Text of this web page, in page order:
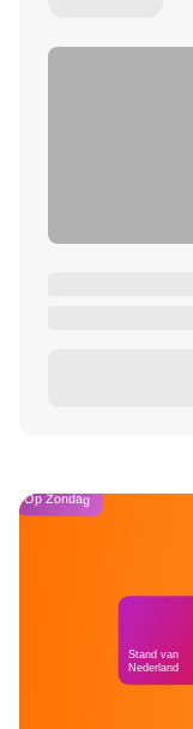
Op Zondag
Stand van
Nederland